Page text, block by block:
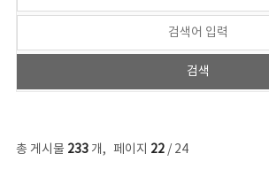
총 게시물 233개, 페이지 22/ 24